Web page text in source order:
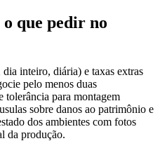
o que pedir no
inteiro, diária) e taxas extras
pelo menos duas
tolerância para montagem
sobre danos ao patrimônio e
dos ambientes com fotos
da produção.